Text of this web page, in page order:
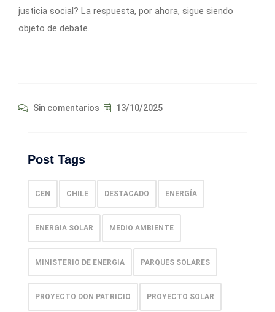
justicia social? La respuesta, por ahora, sigue siendo
objeto de debate.
Sin comentarios 13/10/2025
Post Tags
CEN CHILE DESTACADO ENERGÍA
ENERGIA SOLAR MEDIO AMBIENTE
MINISTERIO DE ENERGIA PARQUES SOLARES
PROYECTO DON PATRICIO PROYECTO SOLAR